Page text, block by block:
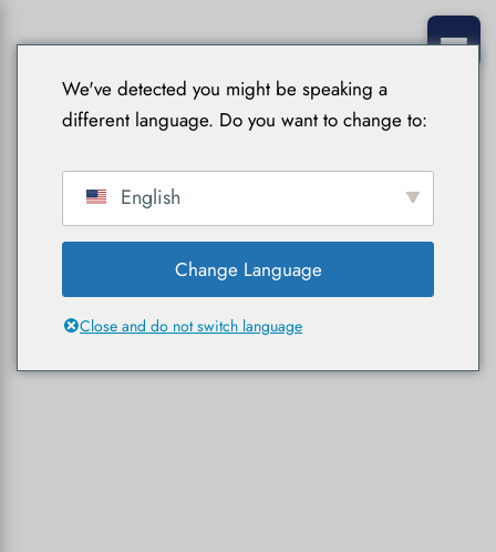
We've detected you might be speaking a
different language. Do you want to change to:
English
Change Language
Close and do not switch language